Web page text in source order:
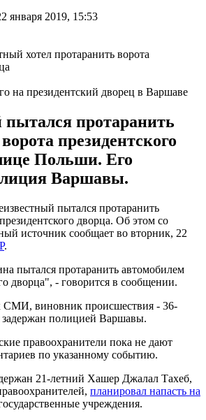
января 2019, 15:53
на президентский дворец в Варшаве
протаранить
президентского
Польши. Его
Варшавы.
пытался протаранить
дворца. Об этом со
источник сообщает во вторник, 22
.
пытался протаранить автомобилем
дворца", - говорится в сообщении.
виновник происшествия - 36-
полицией Варшавы.
правоохранители пока не дают
по указанному событию.
21-летний Хашер Джалал Тахеб,
планировал напасть на
учреждения.